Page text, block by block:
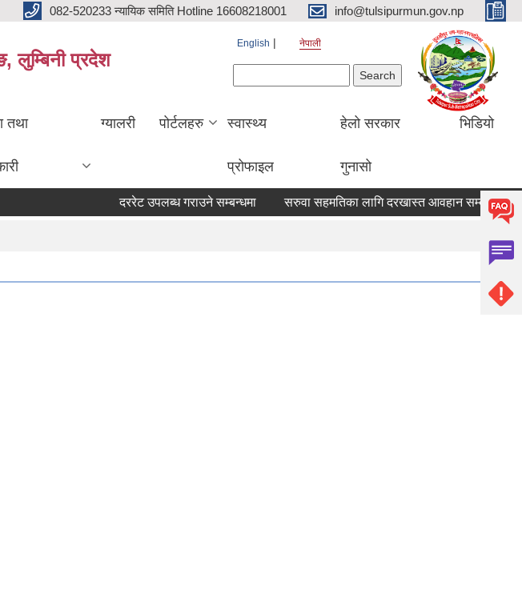
082-520233 न्यायिक समिति Hotline 16608218001 info@tulsipurmun.gov.np
लुम्बिनी प्रदेश
English नेपाली
तथा ग्यालरी पोर्टलहरु स्वास्थ्य
प्रोफाइल
हेलो सरकार
गुनासो
भिडियो
दररेट उपलब्ध गराउने सम्बन्धमा सरुवा सहमतिका लागि दरखास्त आवहान सम्बन्धि सूचना